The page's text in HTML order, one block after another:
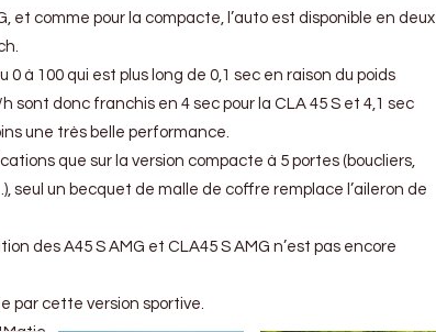
et comme pour la compacte, l’auto est disponible en deux
à 100 qui est plus long de 0,1 sec en raison du poids
sont donc franchis en 4 sec pour la CLA 45 S et 4,1 sec
une très belle performance.
que sur la version compacte à 5 portes (boucliers,
seul un becquet de malle de coffre remplace l’aileron de
des A45 S AMG et CLA45 S AMG n’est pas encore
par cette version sportive.